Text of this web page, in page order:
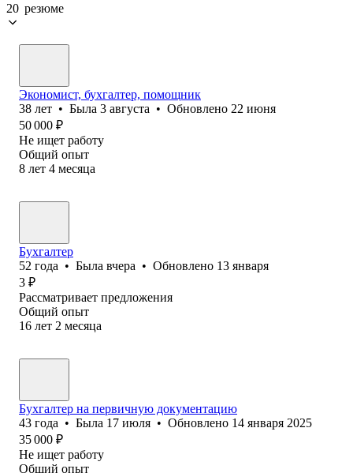
20 резюме
Экономист, бухгалтер, помощник
38 лет • Была 3 августа • Обновлено 22 июня
50 000 ₽
Не ищет работу
Общий опыт
8 лет 4 месяца
Бухгалтер
52 года • Была вчера • Обновлено 13 января
3 ₽
Рассматривает предложения
Общий опыт
16 лет 2 месяца
Бухгалтер на первичную документацию
43 года • Была 17 июля • Обновлено 14 января 2025
35 000 ₽
Не ищет работу
Общий опыт